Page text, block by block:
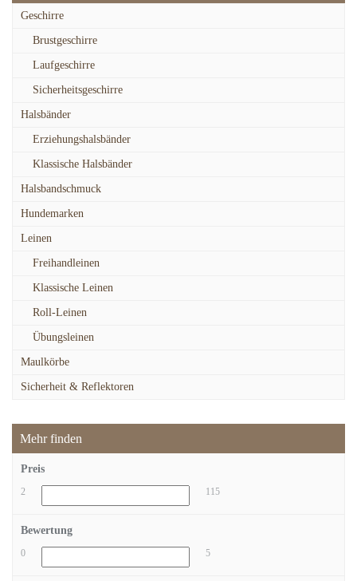
Geschirre
Brustgeschirre
Laufgeschirre
Sicherheitsgeschirre
Halsbänder
Erziehungshalsbänder
Klassische Halsbänder
Halsbandschmuck
Hundemarken
Leinen
Freihandleinen
Klassische Leinen
Roll-Leinen
Übungsleinen
Maulkörbe
Sicherheit & Reflektoren
Mehr finden
Preis
2 115
Bewertung
0 5